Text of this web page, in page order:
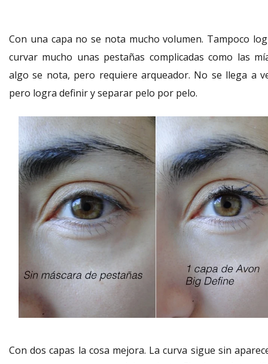
Con una capa no se nota mucho volumen. Tampoco
curvar mucho unas pestañas complicadas como las
algo se nota, pero requiere arqueador. No se llega a
pero logra definir y separar pelo por pelo.
Con dos capas la cosa mejora. La curva sigue sin